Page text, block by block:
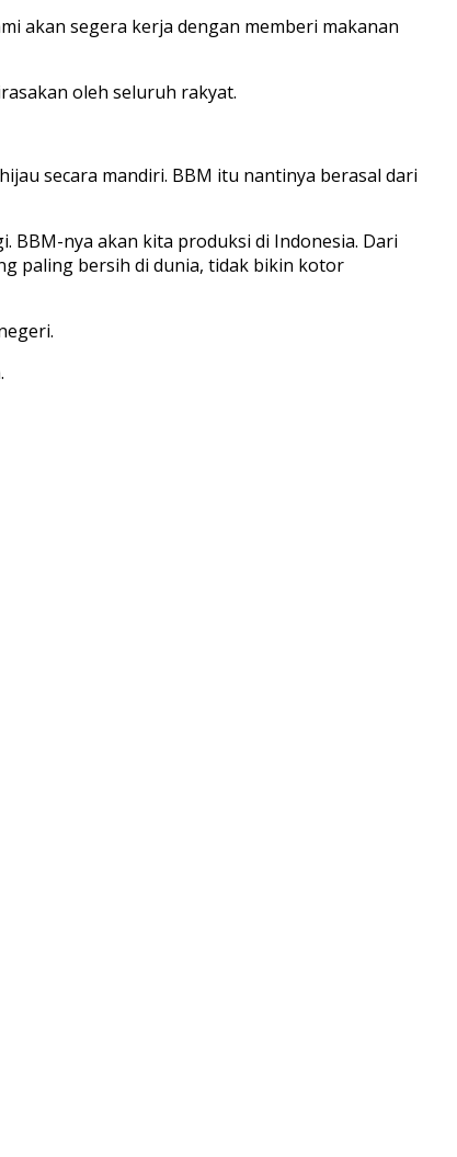
akan segera kerja dengan memberi makanan
oleh seluruh rakyat.
secara mandiri. BBM itu nantinya berasal dari
BBM-nya akan kita produksi di Indonesia. Dari
paling bersih di dunia, tidak bikin kotor